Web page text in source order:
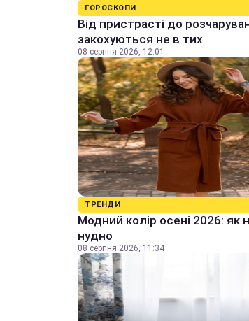
ГОРОСКОПИ
Від пристрасті до
закохуються не в тих
08 серпня 2026, 12:01
ТРЕНДИ
Модний колір осені 2026: як
нудно
08 серпня 2026, 11:34